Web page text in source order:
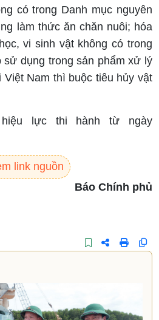
có trong Danh mục nguyên
làm thức ăn chăn nuôi; hóa
vi sinh vật không có trong
dụng trong sản phẩm xử lý
Việt Nam thì buộc tiêu hủy vật
lực thi hành từ ngày
link nguồn
Báo Chính phủ